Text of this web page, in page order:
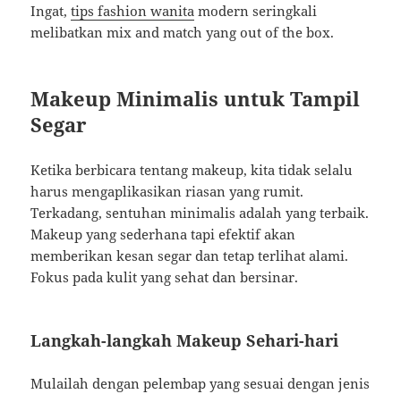
Ingat,tips fashion wanita modern seringkali
melibatkan mix and match yang out of the box.
Makeup Minimalis untuk Tampil
Segar
Ketika berbicara tentang makeup, kita tidak selalu
harus mengaplikasikan riasan yang rumit.
Terkadang, sentuhan minimalis adalah yang terbaik.
Makeup yang sederhana tapi efektif akan
memberikan kesan segar dan tetap terlihat alami.
Fokus pada kulit yang sehat dan bersinar.
Langkah-langkah Makeup Sehari-hari
Mulailah dengan pelembap yang sesuai dengan jenis